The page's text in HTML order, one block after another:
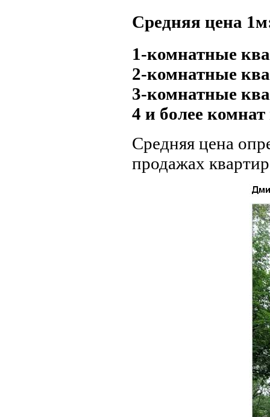
Средняя цена
1-комнатные
2-комнатные
3-комнатные
4 и более
Средняя цена
продажах